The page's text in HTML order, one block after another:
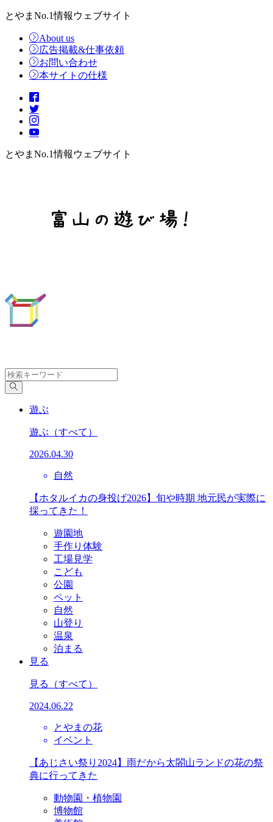
とやまNo.1情報ウェブサイト
About us
広告掲載&仕事依頼
お問い合わせ
本サイトの仕様
とやまNo.1情報ウェブサイト
遊ぶ
遊ぶ （すべて）
2026.04.30
自然
【ホタルイカの身投げ2026】旬や時期 地元民が実際に
採ってきた！
遊園地
手作り体験
工場見学
こども
公園
ペット
自然
山登り
温泉
泊まる
見る
見る （すべて）
2024.06.22
とやまの花
イベント
【あじさい祭り2024】雨だから太閤山ランドの花の祭
典に行ってきた
動物園・植物園
博物館